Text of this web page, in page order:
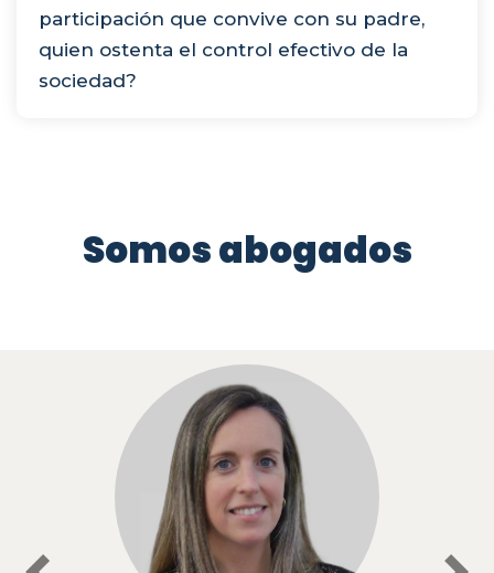
participación que convive con su padre,
quien ostenta el control efectivo de la
sociedad?
Somos abogados